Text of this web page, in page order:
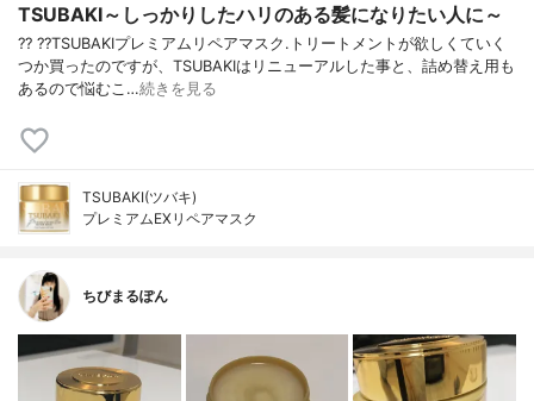
TSUBAKI～しっかりしたハリのある髪になりたい人に～
?? ??TSUBAKIプレミアムリペアマスク.トリートメントが欲しくていく
つか買ったのですが、TSUBAKIはリニューアルした事と、詰め替え用も
あるので悩むこ…続きを見る
TSUBAKI(ツバキ)
プレミアムEXリペアマスク
ちびまるぽん